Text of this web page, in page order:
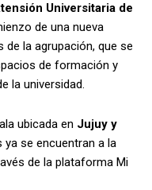
Universitaria de
de una nueva
la agrupación, que se
de formación y
la universidad.
ubicada en Jujuy y
ya se encuentran a la
de la plataforma Mi